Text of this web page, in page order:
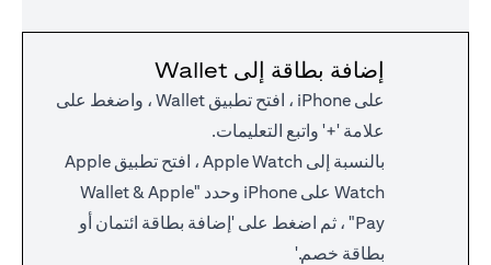
إضافة بطاقة إلى Wallet
على iPhone ، افتح تطبيق Wallet ، واضغط على
علامة '+' واتبع التعليمات.
بالنسبة إلى Apple Watch ، افتح تطبيق Apple
Watch على iPhone وحدد "Wallet & Apple
Pay" ، ثم اضغط على 'إضافة بطاقة ائتمان أو
بطاقة خصم.'